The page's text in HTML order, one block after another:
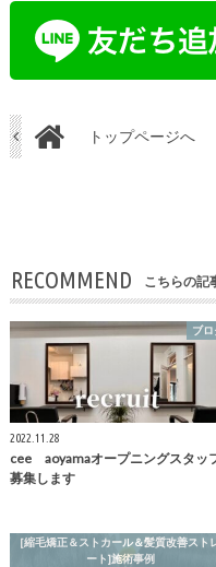
トップページへ
RECOMMEND こちらの記
ブ
2022.11.28
cee aoyamaオープニングスタッ
募集します
[縮毛矯正＆ストカール＆髪質改善スト
ート]施術事例